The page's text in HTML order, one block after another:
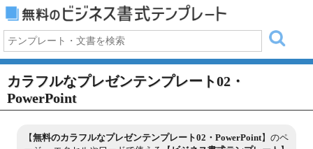
カラフルなプレゼンテンプレート02・
PowerPoint
【無料のカラフルなプレゼンテンプレート02・PowerPoint】のペ